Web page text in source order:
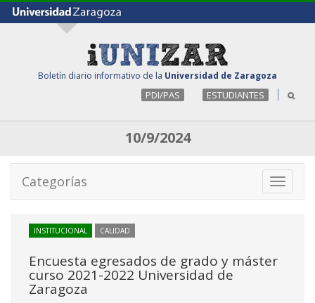
Boletín diario informativo de la Universidad de Zaragoza
PDI/PAS ESTUDIANTES
10/9/2024
Toggle
Categorías
INSTITUCIONAL CALIDAD
Encuesta egresados de grado y máster
curso 2021-2022 Universidad de
Zaragoza